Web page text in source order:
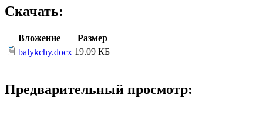
Скачать:
Вложение
Размер
balykchy.docx 19.09 КБ
Предварительный просмотр: